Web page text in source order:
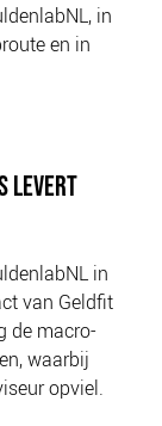
in
en in
LEVERT
in
van Geldfit
de macro-
waarbij
opviel.